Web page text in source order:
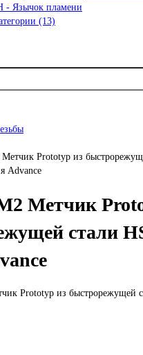
- Язычок пламени
(13)
Метчик Prototyp из
Advance
Метчик
стали